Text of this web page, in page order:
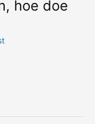
hoe doe